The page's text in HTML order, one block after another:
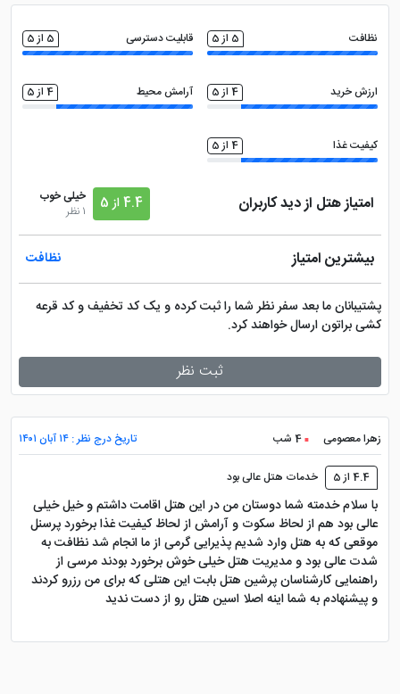
صندوق امانات در لابی چایخانه
نظافت 5 از 5 قابلیت دسترسی 5 از 5
ارزش خرید 4 از 5 آرامش محیط 4 از 5
کیفیت غذا 4 از 5
امتیاز هتل از دید کاربران 4.4 از 5
خیلی خوب
1 نظر
بیشترین امتیاز نظافت
پشتیبانان ما بعد سفر نظر شما را ثبت کرده و یک کد تخفیف و کد قرعه
کشی براتون ارسال خواهند کرد.
ثبت نظر
زهرا معصومی 4 شب تاریخ درج نظر : ۱۴ آبان ۱۴۰۱
4.4 از 5 خدمات هتل عالی بود
با سلام خدمته شما دوستان من در این هتل اقامت داشتم و خیل خیلی
عالی بود هم از لحاظ سکوت و آرامش از لحاظ کیفیت غذا برخورد پرسنل
موقعی که به هتل وارد شدیم پذیرایی گرمی از ما انجام شد نظافت به
شدت عالی بود و مدیریت هتل خیلی خوش برخورد بودند مرسی از
راهنمایی کارشناسان پرشین هتل بابت این هتلی که برای من رزرو کردند
و پیشنهادم به شما اینه اصلا اسین هتل رو از دست ندید